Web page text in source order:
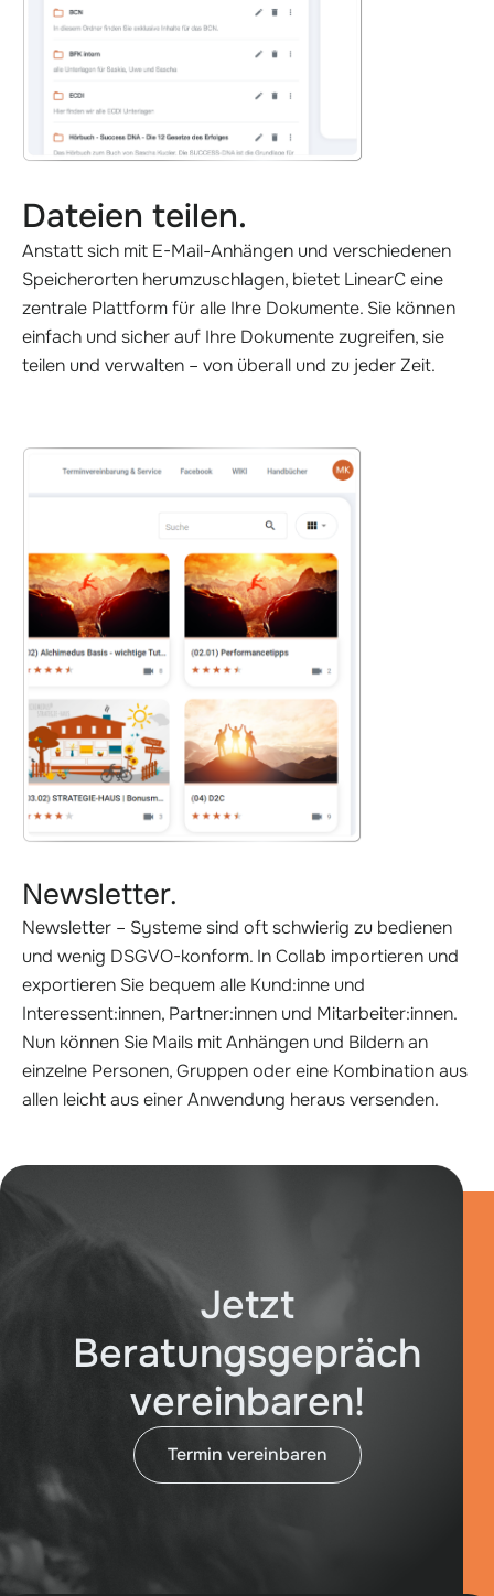
Dateien teilen.
Anstatt sich mit E-Mail-Anhängen und verschiedenen
Speicherorten herumzuschlagen, bietet LinearC eine
zentrale Plattform für alle Ihre Dokumente. Sie können
einfach und sicher auf Ihre Dokumente zugreifen, sie
teilen und verwalten – von überall und zu jeder Zeit.
Newsletter.
Newsletter – Systeme sind oft schwierig zu bedienen
und wenig DSGVO-konform. In Collab importieren und
exportieren Sie bequem alle Kund:inne und
Interessent:innen, Partner:innen und Mitarbeiter:innen.
Nun können Sie Mails mit Anhängen und Bildern an
einzelne Personen, Gruppen oder eine Kombination aus
allen leicht aus einer Anwendung heraus versenden.
Jetzt
Beratungsgepräch
vereinbaren!
Termin vereinbaren